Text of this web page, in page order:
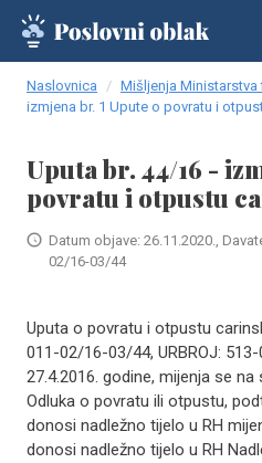
Naslovnica Mišljenja Ministarstva
izmjena br. 1 Upute o povratu i
Uputa br. 44/16 -
povratu i otpustu
Datum objave: 26.11.2020.,
02/16-03/44
Uputa o povratu i otpustu
011-02/16-03/44, URBROJ:
27.4.2016. godine, mijenja se
Odluka o povratu ili otpustu,
donosi nadležno tijelo u RH
donosi nadležno tijelo u RH